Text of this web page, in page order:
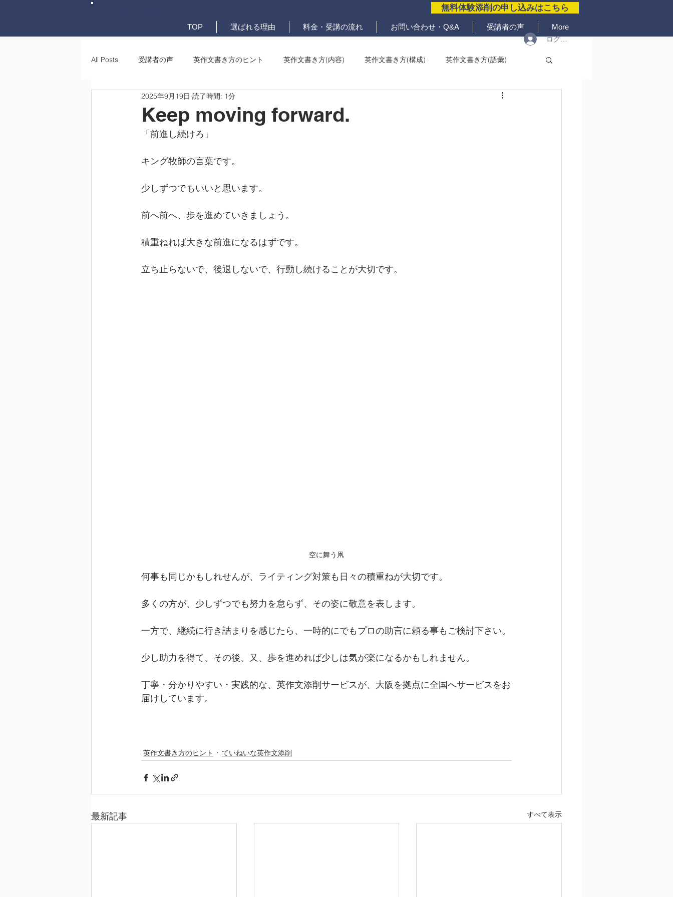
無料体験添削の申し込みはこちら
TOP 選ばれる理由 料金・受講の流れ お問い合わせ・Q&A 受講者の声 More
ログイン
All Posts 受講者の声 英作文書き方のヒント 英作文書き方(内容) 英作文書き方(構成) 英作文書き方(語彙)
英作文書き方(文法) 要約・e-メール問題
Keep moving forward.
2025年9月19日 読了時間: 1分
「前進し続けろ」
キング牧師の言葉です。
少しずつでもいいと思います。
前へ前へ、歩を進めていきましょう。
積重ねれば大きな前進になるはずです。
立ち止らないで、後退しないで、行動し続けることが大切です。
空に舞う凧
何事も同じかもしれせんが、ライティング対策も日々の積重ねが大切です。
多くの方が、少しずつでも努力を怠らず、その姿に敬意を表します。
一方で、継続に行き詰まりを感じたら、一時的にでもプロの助言に頼る事もご検討下さい。
少し助力を得て、その後、又、歩を進めれば少しは気が楽になるかもしれません。
丁寧・分かりやすい・実践的な、英作文添削サービスが、大阪を拠点に全国へサービスをお
届けしています。
英作文書き方のヒント ていねいな英作文添削
最新記事 すべて表示